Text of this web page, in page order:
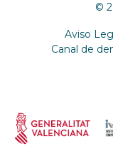
©
Aviso
Canal de